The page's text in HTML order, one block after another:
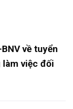
về tuyển
làm việc đối